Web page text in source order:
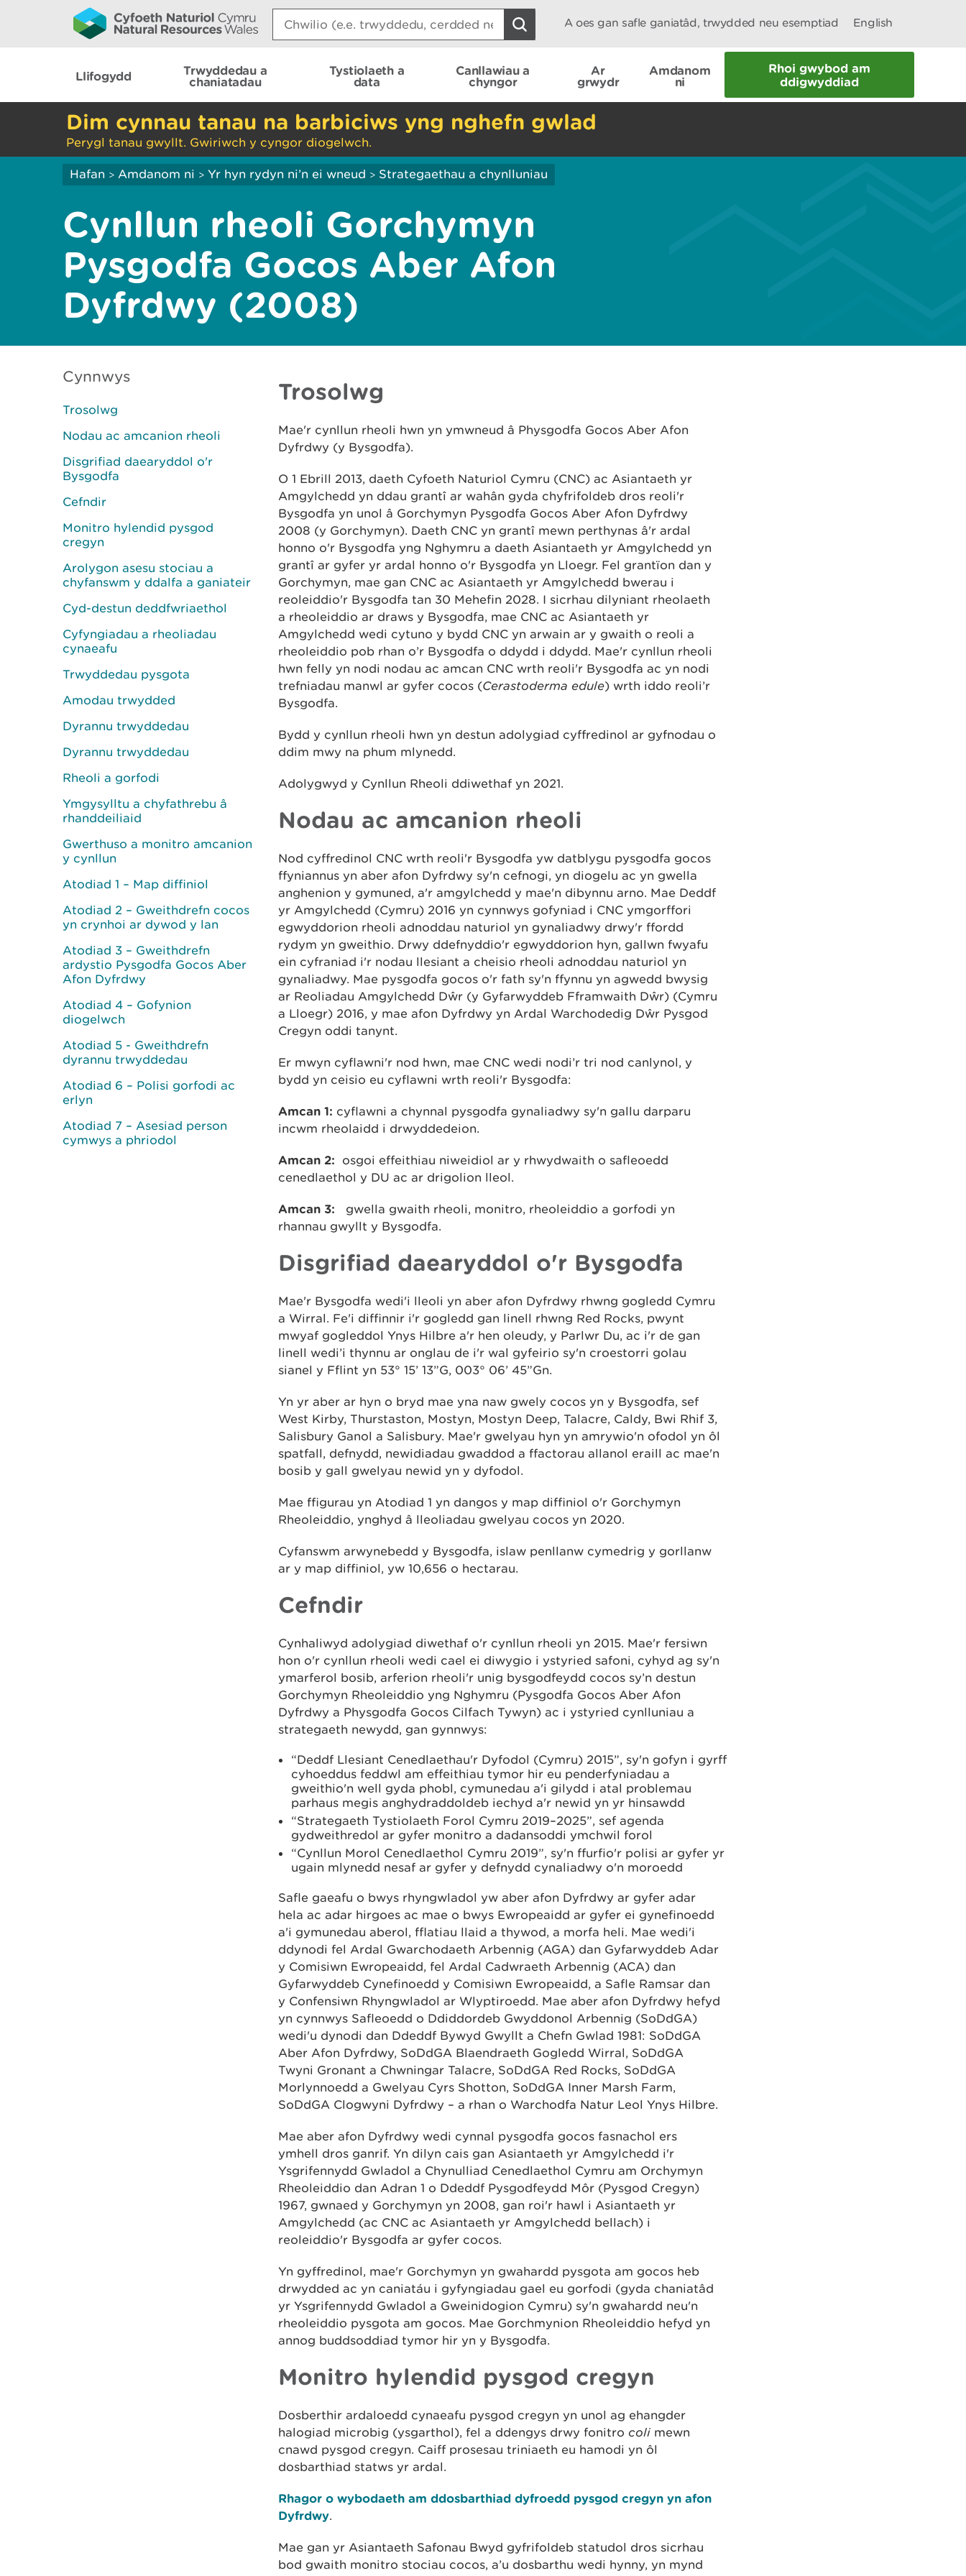
Search:
A oes gan safle ganiatâd, trwydded neu esemptiad English
Llifogydd
Trwyddedau a
chaniatadau
Tystiolaeth a
data
Canllawiau a
chyngor
Ar
grwydr
Amdanom
ni
Rhoi gwybod am
ddigwyddiad
Dim cynnau tanau na barbiciws yng nghefn gwlad
Perygl tanau gwyllt. Gwiriwch y cyngor diogelwch.
Hafan > Amdanom ni > Yr hyn rydyn ni’n ei wneud > Strategaethau a chynlluniau
Cynllun rheoli Gorchymyn
Pysgodfa Gocos Aber Afon
Dyfrdwy (2008)
Cynnwys
Trosolwg
Nodau ac amcanion rheoli
Disgrifiad daearyddol o'r
Bysgodfa
Cefndir
Monitro hylendid pysgod
cregyn
Arolygon asesu stociau a
chyfanswm y ddalfa a ganiateir
Cyd-destun deddfwriaethol
Cyfyngiadau a rheoliadau
cynaeafu
Trwyddedau pysgota
Amodau trwydded
Dyrannu trwyddedau
Dyrannu trwyddedau
Rheoli a gorfodi
Ymgysylltu a chyfathrebu â
rhanddeiliaid
Gwerthuso a monitro amcanion
y cynllun
Atodiad 1 – Map diffiniol
Atodiad 2 – Gweithdrefn cocos
yn crynhoi ar dywod y lan
Atodiad 3 – Gweithdrefn
ardystio Pysgodfa Gocos Aber
Afon Dyfrdwy
Atodiad 4 – Gofynion
diogelwch
Atodiad 5 - Gweithdrefn
dyrannu trwyddedau
Atodiad 6 – Polisi gorfodi ac
erlyn
Atodiad 7 – Asesiad person
cymwys a phriodol
Trosolwg
Mae'r cynllun rheoli hwn yn ymwneud â Physgodfa Gocos Aber Afon
Dyfrdwy (y Bysgodfa).
O 1 Ebrill 2013, daeth Cyfoeth Naturiol Cymru (CNC) ac Asiantaeth yr
Amgylchedd yn ddau grantî ar wahân gyda chyfrifoldeb dros reoli'r
Bysgodfa yn unol â Gorchymyn Pysgodfa Gocos Aber Afon Dyfrdwy
2008 (y Gorchymyn). Daeth CNC yn grantî mewn perthynas â'r ardal
honno o'r Bysgodfa yng Nghymru a daeth Asiantaeth yr Amgylchedd yn
grantî ar gyfer yr ardal honno o'r Bysgodfa yn Lloegr. Fel grantïon dan y
Gorchymyn, mae gan CNC ac Asiantaeth yr Amgylchedd bwerau i
reoleiddio'r Bysgodfa tan 30 Mehefin 2028. I sicrhau dilyniant rheolaeth
a rheoleiddio ar draws y Bysgodfa, mae CNC ac Asiantaeth yr
Amgylchedd wedi cytuno y bydd CNC yn arwain ar y gwaith o reoli a
rheoleiddio pob rhan o’r Bysgodfa o ddydd i ddydd. Mae'r cynllun rheoli
hwn felly yn nodi nodau ac amcan CNC wrth reoli'r Bysgodfa ac yn nodi
trefniadau manwl ar gyfer cocos (Cerastoderma edule) wrth iddo reoli’r
Bysgodfa.
Bydd y cynllun rheoli hwn yn destun adolygiad cyffredinol ar gyfnodau o
ddim mwy na phum mlynedd.
Adolygwyd y Cynllun Rheoli ddiwethaf yn 2021.
Nodau ac amcanion rheoli
Nod cyffredinol CNC wrth reoli'r Bysgodfa yw datblygu pysgodfa gocos
ffyniannus yn aber afon Dyfrdwy sy'n cefnogi, yn diogelu ac yn gwella
anghenion y gymuned, a'r amgylchedd y mae'n dibynnu arno. Mae Deddf
yr Amgylchedd (Cymru) 2016 yn cynnwys gofyniad i CNC ymgorffori
egwyddorion rheoli adnoddau naturiol yn gynaliadwy drwy'r ffordd
rydym yn gweithio. Drwy ddefnyddio'r egwyddorion hyn, gallwn fwyafu
ein cyfraniad i'r nodau llesiant a cheisio rheoli adnoddau naturiol yn
gynaliadwy. Mae pysgodfa gocos o'r fath sy'n ffynnu yn agwedd bwysig
ar Reoliadau Amgylchedd Dŵr (y Gyfarwyddeb Fframwaith Dŵr) (Cymru
a Lloegr) 2016, y mae afon Dyfrdwy yn Ardal Warchodedig Dŵr Pysgod
Cregyn oddi tanynt.
Er mwyn cyflawni'r nod hwn, mae CNC wedi nodi’r tri nod canlynol, y
bydd yn ceisio eu cyflawni wrth reoli'r Bysgodfa:
Amcan 1: cyflawni a chynnal pysgodfa gynaliadwy sy'n gallu darparu
incwm rheolaidd i drwyddedeion.
Amcan 2: osgoi effeithiau niweidiol ar y rhwydwaith o safleoedd
cenedlaethol y DU ac ar drigolion lleol.
Amcan 3:
gwella gwaith rheoli, monitro, rheoleiddio a gorfodi yn
rhannau gwyllt y Bysgodfa.
Disgrifiad daearyddol o'r Bysgodfa
Mae'r Bysgodfa wedi'i lleoli yn aber afon Dyfrdwy rhwng gogledd Cymru
a Wirral. Fe'i diffinnir i'r gogledd gan linell rhwng Red Rocks, pwynt
mwyaf gogleddol Ynys Hilbre a'r hen oleudy, y Parlwr Du, ac i'r de gan
linell wedi’i thynnu ar onglau de i'r wal gyfeirio sy'n croestorri golau
sianel y Fflint yn 53° 15’ 13”G, 003° 06’ 45”Gn.
Yn yr aber ar hyn o bryd mae yna naw gwely cocos yn y Bysgodfa, sef
West Kirby, Thurstaston, Mostyn, Mostyn Deep, Talacre, Caldy, Bwi Rhif 3,
Salisbury Ganol a Salisbury. Mae'r gwelyau hyn yn amrywio'n ofodol yn ôl
spatfall, defnydd, newidiadau gwaddod a ffactorau allanol eraill ac mae'n
bosib y gall gwelyau newid yn y dyfodol.
Mae ffigurau yn Atodiad 1 yn dangos y map diffiniol o'r Gorchymyn
Rheoleiddio, ynghyd â lleoliadau gwelyau cocos yn 2020.
Cyfanswm arwynebedd y Bysgodfa, islaw penllanw cymedrig y gorllanw
ar y map diffiniol, yw 10,656 o hectarau.
Cefndir
Cynhaliwyd adolygiad diwethaf o'r cynllun rheoli yn 2015. Mae'r fersiwn
hon o'r cynllun rheoli wedi cael ei diwygio i ystyried safoni, cyhyd ag sy'n
ymarferol bosib, arferion rheoli'r unig bysgodfeydd cocos sy’n destun
Gorchymyn Rheoleiddio yng Nghymru (Pysgodfa Gocos Aber Afon
Dyfrdwy a Physgodfa Gocos Cilfach Tywyn) ac i ystyried cynlluniau a
strategaeth newydd, gan gynnwys:
“Deddf Llesiant Cenedlaethau'r Dyfodol (Cymru) 2015”, sy'n gofyn i gyrff
cyhoeddus feddwl am effeithiau tymor hir eu penderfyniadau a
gweithio'n well gyda phobl, cymunedau a'i gilydd i atal problemau
parhaus megis anghydraddoldeb iechyd a'r newid yn yr hinsawdd
“Strategaeth Tystiolaeth Forol Cymru 2019–2025”, sef agenda
gydweithredol ar gyfer monitro a dadansoddi ymchwil forol
“Cynllun Morol Cenedlaethol Cymru 2019”, sy'n ffurfio'r polisi ar gyfer yr
ugain mlynedd nesaf ar gyfer y defnydd cynaliadwy o'n moroedd
Safle gaeafu o bwys rhyngwladol yw aber afon Dyfrdwy ar gyfer adar
hela ac adar hirgoes ac mae o bwys Ewropeaidd ar gyfer ei gynefinoedd
a'i gymunedau aberol, fflatiau llaid a thywod, a morfa heli. Mae wedi'i
ddynodi fel Ardal Gwarchodaeth Arbennig (AGA) dan Gyfarwyddeb Adar
y Comisiwn Ewropeaidd, fel Ardal Cadwraeth Arbennig (ACA) dan
Gyfarwyddeb Cynefinoedd y Comisiwn Ewropeaidd, a Safle Ramsar dan
y Confensiwn Rhyngwladol ar Wlyptiroedd. Mae aber afon Dyfrdwy hefyd
yn cynnwys Safleoedd o Ddiddordeb Gwyddonol Arbennig (SoDdGA)
wedi'u dynodi dan Ddeddf Bywyd Gwyllt a Chefn Gwlad 1981: SoDdGA
Aber Afon Dyfrdwy, SoDdGA Blaendraeth Gogledd Wirral, SoDdGA
Twyni Gronant a Chwningar Talacre, SoDdGA Red Rocks, SoDdGA
Morlynnoedd a Gwelyau Cyrs Shotton, SoDdGA Inner Marsh Farm,
SoDdGA Clogwyni Dyfrdwy – a rhan o Warchodfa Natur Leol Ynys Hilbre.
Mae aber afon Dyfrdwy wedi cynnal pysgodfa gocos fasnachol ers
ymhell dros ganrif. Yn dilyn cais gan Asiantaeth yr Amgylchedd i'r
Ysgrifennydd Gwladol a Chynulliad Cenedlaethol Cymru am Orchymyn
Rheoleiddio dan Adran 1 o Ddeddf Pysgodfeydd Môr (Pysgod Cregyn)
1967, gwnaed y Gorchymyn yn 2008, gan roi'r hawl i Asiantaeth yr
Amgylchedd (ac CNC ac Asiantaeth yr Amgylchedd bellach) i
reoleiddio'r Bysgodfa ar gyfer cocos.
Yn gyffredinol, mae'r Gorchymyn yn gwahardd pysgota am gocos heb
drwydded ac yn caniatáu i gyfyngiadau gael eu gorfodi (gyda chaniatâd
yr Ysgrifennydd Gwladol a Gweinidogion Cymru) sy'n gwahardd neu'n
rheoleiddio pysgota am gocos. Mae Gorchmynion Rheoleiddio hefyd yn
annog buddsoddiad tymor hir yn y Bysgodfa.
Monitro hylendid pysgod cregyn
Dosberthir ardaloedd cynaeafu pysgod cregyn yn unol ag ehangder
halogiad microbig (ysgarthol), fel a ddengys drwy fonitro coli mewn
cnawd pysgod cregyn. Caiff prosesau triniaeth eu hamodi yn ôl
dosbarthiad statws yr ardal.
Rhagor o wybodaeth am ddosbarthiad dyfroedd pysgod cregyn yn afon
Dyfrdwy.
Mae gan yr Asiantaeth Safonau Bwyd gyfrifoldeb statudol dros sicrhau
bod gwaith monitro stociau cocos, a’u dosbarthu wedi hynny, yn mynd